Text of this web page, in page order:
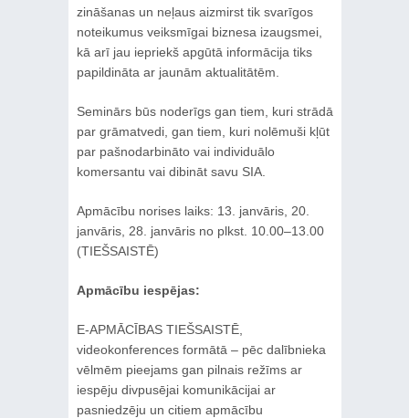
zināšanas un neļaus aizmirst tik svarīgos
noteikumus veiksmīgai biznesa izaugsmei,
kā arī jau iepriekš apgūtā informācija tiks
papildināta ar jaunām aktualitātēm.
Seminārs būs noderīgs gan tiem, kuri strādā
par grāmatvedi, gan tiem, kuri nolēmuši kļūt
par pašnodarbināto vai individuālo
komersantu vai dibināt savu SIA.
Apmācību norises laiks: 13. janvāris, 20.
janvāris, 28. janvāris no plkst. 10.00–13.00
(TIEŠSAISTĒ)
Apmācību iespējas:
E-APMĀCĪBAS TIEŠSAISTĒ,
videokonferences formātā – pēc dalībnieka
vēlmēm pieejams gan pilnais režīms ar
iespēju divpusējai komunikācijai ar
pasniedzēju un citiem apmācību